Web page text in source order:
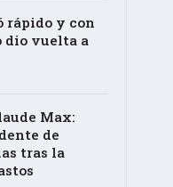
rápido y con
dio vuelta a
Max:
de
tras la